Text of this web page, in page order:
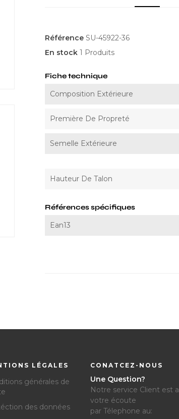
Référence SU-45922-36
En stock 1 Produits
Fiche technique
Composition Extérieure
Première De Propreté
Semelle Extérieure
Hauteur De Talon
Références spécifiques
Ean13
LÉGALES
générales de
des données
CONATCEZ-NOUS
Une Question?
Notre service Client est a
votre écoute
par Télephone au: